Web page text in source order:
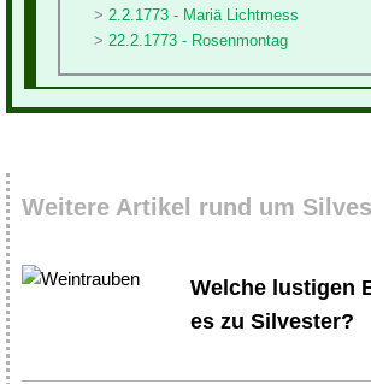
2.2.1773 - Mariä Lichtmess
22.2.1773 - Rosenmontag
Weitere Artikel rund um
Welche lustigen
es zu Silvester?